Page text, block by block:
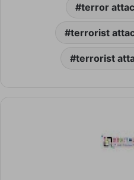
terror
terrorist
terrorist